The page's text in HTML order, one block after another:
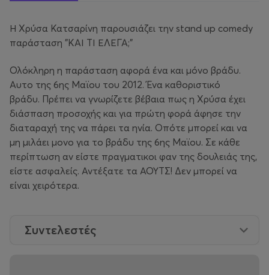
Η Χρύσα Κατσαρίνη παρουσιάζει την stand up comedy
παράσταση "ΚΑΙ ΤΙ ΕΛΕΓΑ;"
Ολόκληρη η παράσταση αφορά ένα και μόνο βράδυ.
Αυτο της 6ης Μαϊου του 2012. Ένα καθοριστικό
βράδυ. Πρέπει να γνωρίζετε βέβαια πως η Χρύσα έχει
διάσπαση προσοχής και για πρώτη φορά άφησε την
διαταραχή της να πάρει τα ηνία. Οπότε μπορεί και να
μη μιλάει μονο για το βράδυ της 6ης Μαϊου. Σε κάθε
περίπτωση αν είστε πραγματικοι φαν της δουλειάς της,
είστε ασφαλείς. Αντέξατε τα ΑΟΥΤΣ! Δεν μπορεί να
είναι χειρότερα.
Συντελεστές